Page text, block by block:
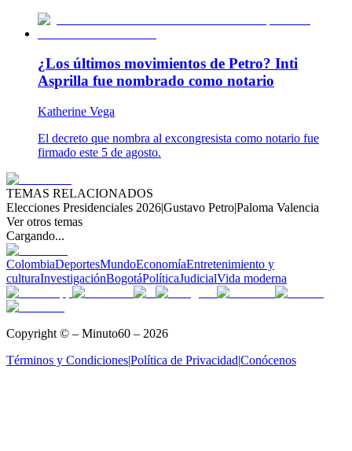
¿Los últimos movimientos de Petro? Inti
Asprilla fue nombrado como notario
Katherine Vega
El decreto que nombra al excongresista como notario fue
firmado este 5 de agosto.
TEMAS RELACIONADOS
Elecciones Presidenciales 2026|Gustavo Petro|Paloma Valencia
Ver otros temas
Cargando...
ColombiaDeportesMundoEconomíaEntretenimiento y
culturaInvestigaciónBogotáPolíticaJudicialVida moderna
Copyright © – Minuto60 – 2026
Términos y Condiciones|Política de Privacidad|Conócenos